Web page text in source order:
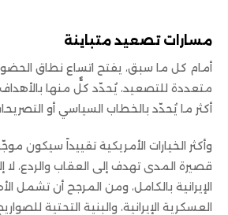
مسارات تصعيد متباينة
أمام كل ما سبق، يفتح اتساع نطاق
متعددة للتصعيد، يُحدّد كلٌّ منها بالأهداف
أكثر ما يُحدّد بالخطاب السياسي أو
وأكثر الخيارات الأمريكية تقييداً سيكون
قصيرة المدى تهدف إلى العقاب والردع، لا
الإيرانية بالكامل، ومن المرجح أن تشمل
العسكرية الإيرانية، والبنية التحتية